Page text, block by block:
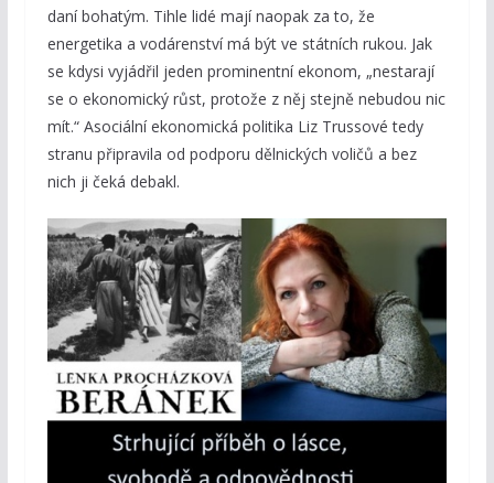
daní bohatým. Tihle lidé mají naopak za to, že
energetika a vodárenství má být ve státních rukou. Jak
se kdysi vyjádřil jeden prominentní ekonom, „nestarají
se o ekonomický růst, protože z něj stejně nebudou nic
mít.“ Asociální ekonomická politika Liz Trussové tedy
stranu připravila od podporu dělnických voličů a bez
nich ji čeká debakl.